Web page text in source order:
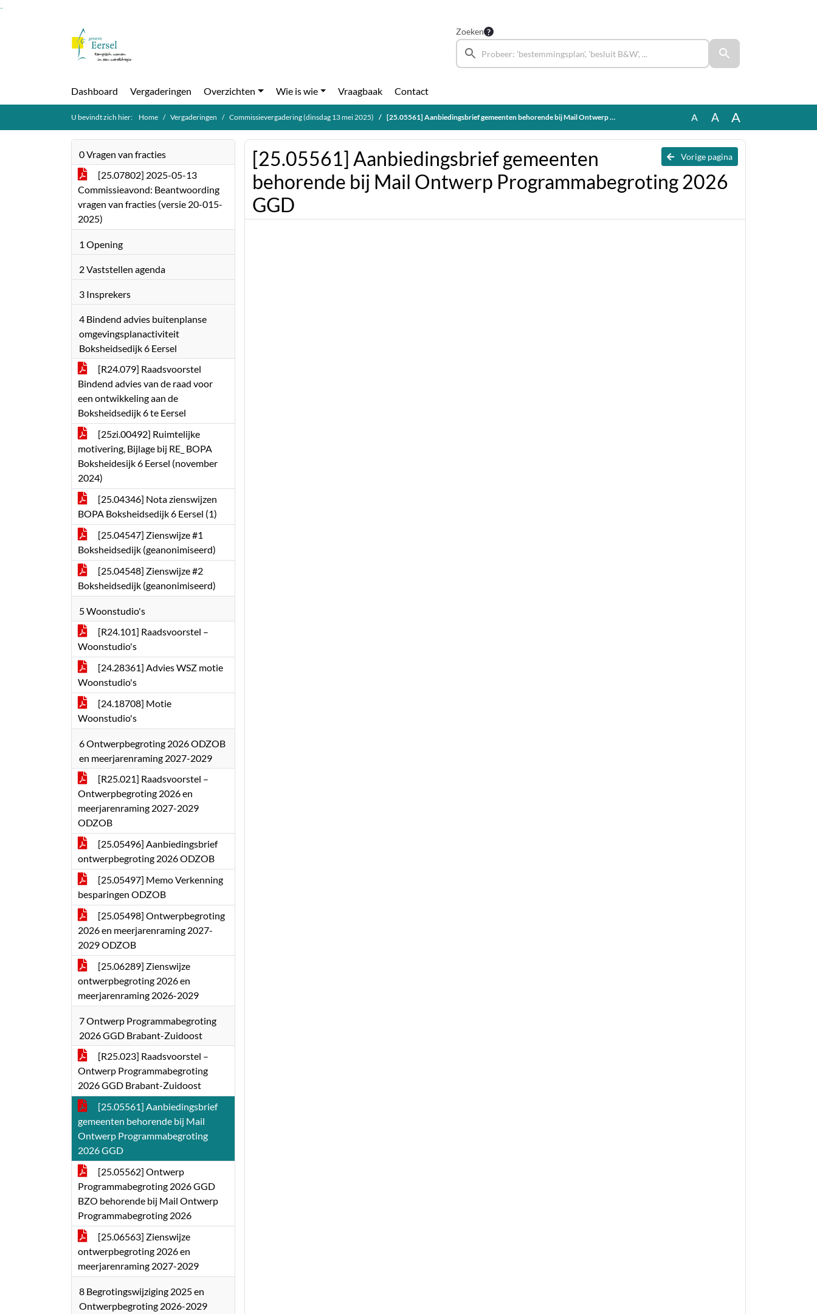
Zoeken
Dashboard Vergaderingen Overzichten Wie is wie Vraagbaak Contact
U bevindt zich hier: Home Vergaderingen Commissievergadering (dinsdag 13 mei 2025) [25.05561] Aanbiedingsbrief gemeenten behorende bij Mail Ontwerp Programmabegroting 2026 GGD A A A
0 Vragen van fracties
[25.07802] 2025-05-13
Commissieavond: Beantwoording
vragen van fracties (versie 20-015-
2025)
1 Opening
2 Vaststellen agenda
3 Insprekers
4 Bindend advies buitenplanse
omgevingsplanactiviteit
Boksheidsedijk 6 Eersel
[R24.079] Raadsvoorstel
Bindend advies van de raad voor
een ontwikkeling aan de
Boksheidsedijk 6 te Eersel
[25zi.00492] Ruimtelijke
motivering, Bijlage bij RE_ BOPA
Boksheidesijk 6 Eersel (november
2024)
[25.04346] Nota zienswijzen
BOPA Boksheidsedijk 6 Eersel (1)
[25.04547] Zienswijze #1
Boksheidsedijk (geanonimiseerd)
[25.04548] Zienswijze #2
Boksheidsedijk (geanonimiseerd)
5 Woonstudio's
[R24.101] Raadsvoorstel –
Woonstudio's
[24.28361] Advies WSZ motie
Woonstudio's
[24.18708] Motie
Woonstudio's
6 Ontwerpbegroting 2026 ODZOB
en meerjarenraming 2027-2029
[R25.021] Raadsvoorstel –
Ontwerpbegroting 2026 en
meerjarenraming 2027-2029
ODZOB
[25.05496] Aanbiedingsbrief
ontwerpbegroting 2026 ODZOB
[25.05497] Memo Verkenning
besparingen ODZOB
[25.05498] Ontwerpbegroting
2026 en meerjarenraming 2027-
2029 ODZOB
[25.06289] Zienswijze
ontwerpbegroting 2026 en
meerjarenraming 2026-2029
7 Ontwerp Programmabegroting
2026 GGD Brabant-Zuidoost
[R25.023] Raadsvoorstel –
Ontwerp Programmabegroting
2026 GGD Brabant-Zuidoost
[25.05561] Aanbiedingsbrief
gemeenten behorende bij Mail
Ontwerp Programmabegroting
2026 GGD
[25.05562] Ontwerp
Programmabegroting 2026 GGD
BZO behorende bij Mail Ontwerp
Programmabegroting 2026
[25.06563] Zienswijze
ontwerpbegroting 2026 en
meerjarenraming 2027-2029
8 Begrotingswijziging 2025 en
Ontwerpbegroting 2026-2029
Vorige pagina
[25.05561] Aanbiedingsbrief gemeenten
behorende bij Mail Ontwerp Programmabegroting 2026
GGD